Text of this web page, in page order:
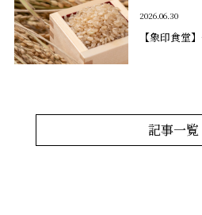
2026.06.30
【象印食堂
記事一覧